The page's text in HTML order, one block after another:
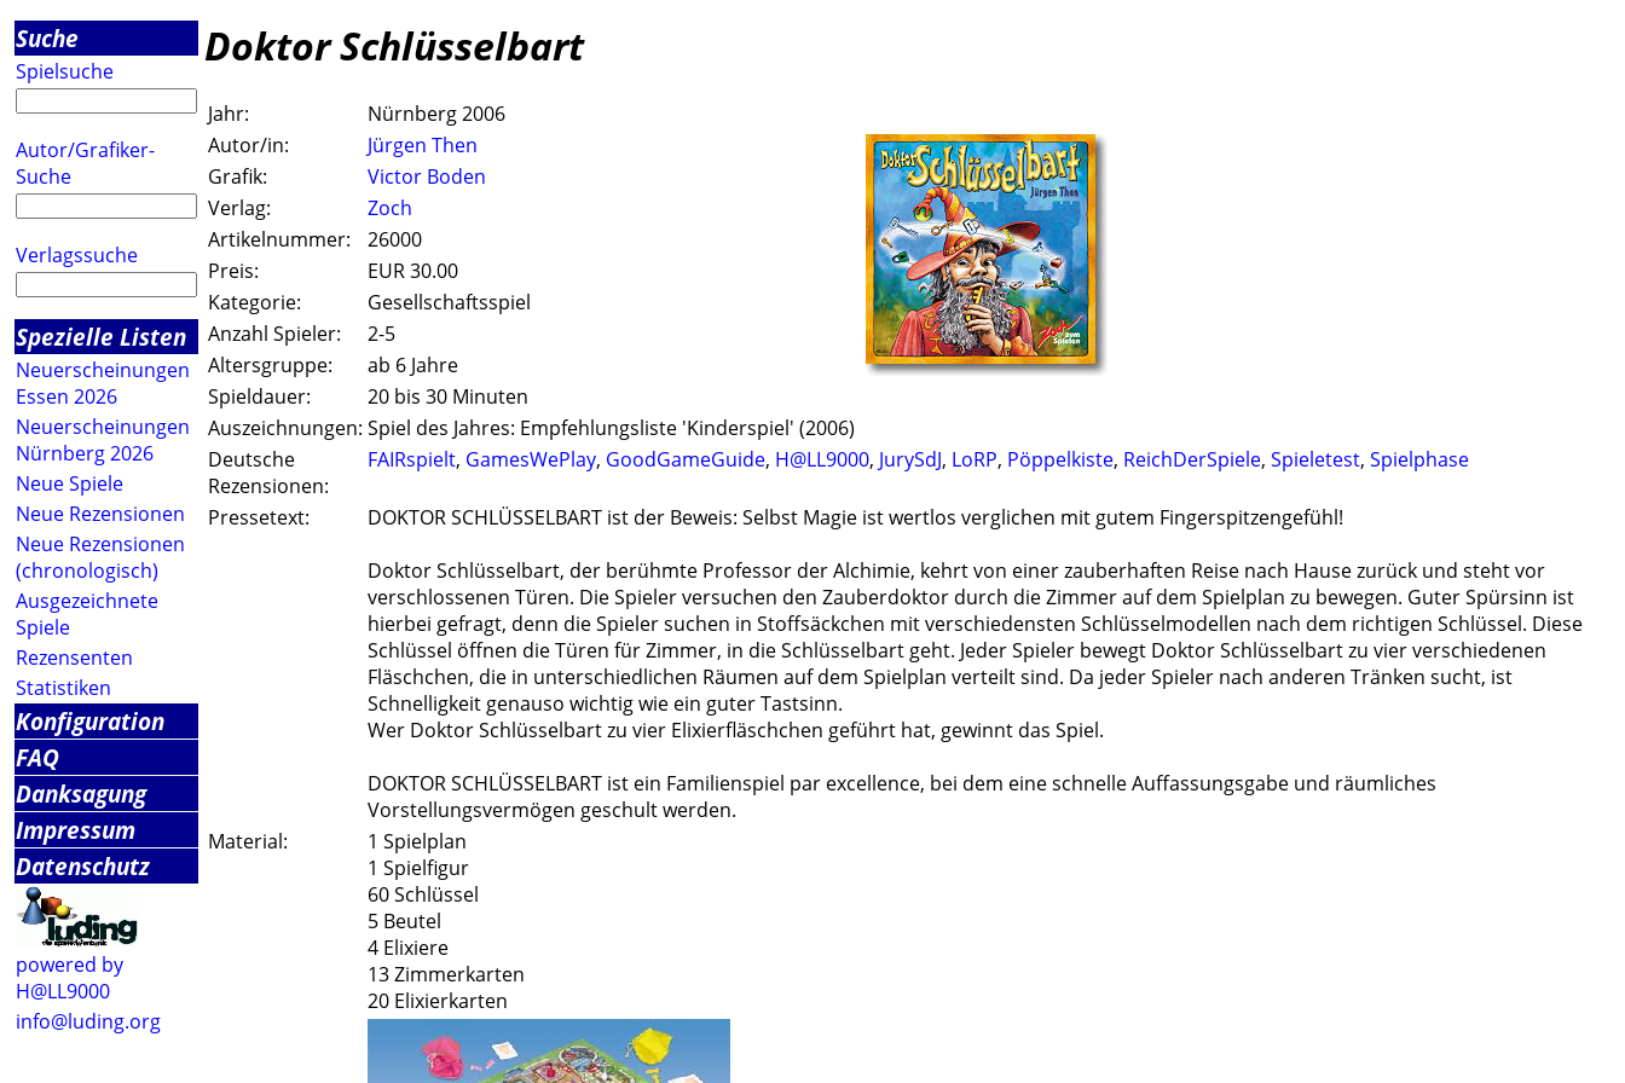
Suche
Spielsuche
Autor/Grafiker-
Suche
Verlagssuche
Spezielle Listen
Neuerscheinungen
Essen 2026
Neuerscheinungen
Nürnberg 2026
Neue Spiele
Neue Rezensionen
Neue Rezensionen
(chronologisch)
Ausgezeichnete
Spiele
Rezensenten
Statistiken
Konfiguration
FAQ
Danksagung
Impressum
Datenschutz
powered by
H@LL9000
info@luding.org
Doktor Schlüsselbart
Jahr:
Nürnberg 2006
Autor/in:
Jürgen Then
Grafik:
Victor Boden
Verlag:
Zoch
Artikelnummer:
26000
Preis:
EUR 30.00
Kategorie:
Gesellschaftsspiel
Anzahl Spieler:
2-5
Altersgruppe:
ab 6 Jahre
Spieldauer:
20 bis 30 Minuten
Auszeichnungen: Spiel des Jahres: Empfehlungsliste 'Kinderspiel' (2006)
Deutsche
Rezensionen:
FAIRspielt, GamesWePlay, GoodGameGuide, H@LL9000, JurySdJ, LoRP, Pöppelkiste, ReichDerSpiele, Spieletest, Spielphase
Pressetext:
DOKTOR SCHLÜSSELBART ist der Beweis: Selbst Magie ist wertlos verglichen mit gutem Fingerspitzengefühl!
Doktor Schlüsselbart, der berühmte Professor der Alchimie, kehrt von einer zauberhaften Reise nach Hause zurück und steht vor
verschlossenen Türen. Die Spieler versuchen den Zauberdoktor durch die Zimmer auf dem Spielplan zu bewegen. Guter Spürsinn ist
hierbei gefragt, denn die Spieler suchen in Stoffsäckchen mit verschiedensten Schlüsselmodellen nach dem richtigen Schlüssel. Diese
Schlüssel öffnen die Türen für Zimmer, in die Schlüsselbart geht. Jeder Spieler bewegt Doktor Schlüsselbart zu vier verschiedenen
Fläschchen, die in unterschiedlichen Räumen auf dem Spielplan verteilt sind. Da jeder Spieler nach anderen Tränken sucht, ist
Schnelligkeit genauso wichtig wie ein guter Tastsinn.
Wer Doktor Schlüsselbart zu vier Elixierfläschchen geführt hat, gewinnt das Spiel.
DOKTOR SCHLÜSSELBART ist ein Familienspiel par excellence, bei dem eine schnelle Auffassungsgabe und räumliches
Vorstellungsvermögen geschult werden.
Material:
1 Spielplan
1 Spielfigur
60 Schlüssel
5 Beutel
4 Elixiere
13 Zimmerkarten
20 Elixierkarten